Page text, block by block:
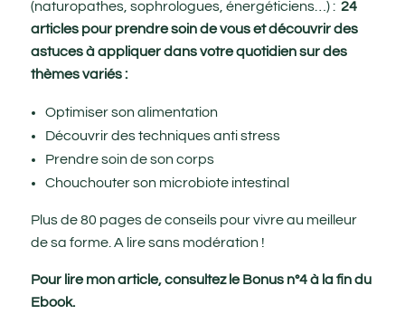
(naturopathes, sophrologues, énergéticiens…) : 24
articles pour prendre soin de vous et découvrir des
astuces à appliquer dans votre quotidien sur des
thèmes variés :
Optimiser son alimentation
Découvrir des techniques anti stress
Prendre soin de son corps
Chouchouter son microbiote intestinal
Plus de 80 pages de conseils pour vivre au meilleur
de sa forme. A lire sans modération !
Pour lire mon article, consultez le Bonus n°4 à la fin du
Ebook.